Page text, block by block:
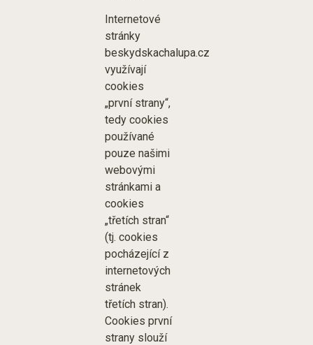
Internetové
stránky
beskydskachalupa.cz
využívají
cookies
„první strany“,
tedy cookies
používané
pouze našimi
webovými
stránkami a
cookies
„třetích stran“
(tj. cookies
pocházející z
internetových
stránek
třetích stran).
Cookies první
strany slouží